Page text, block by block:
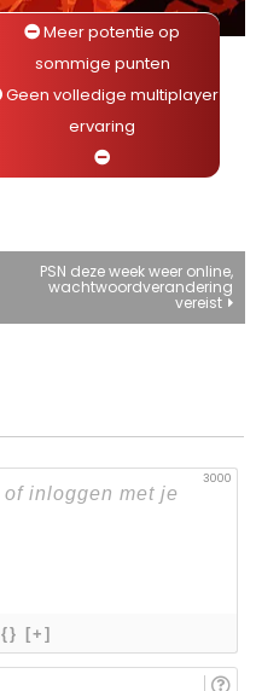
Meer potentie op
sommige punten
Geen volledige multiplayer
ervaring
PSN deze week weer online,
wachtwoordverandering
vereist
3000
{} [+]